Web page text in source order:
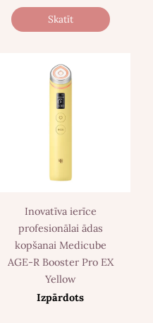
Skatīt
Inovatīva ierīce
profesionālai ādas
kopšanai Medicube
AGE-R Booster Pro EX
Yellow
Izpārdots